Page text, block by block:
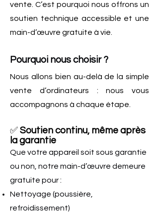
vente. C’est pourquoi nous offrons un
soutien technique accessible et une
main-d’œuvre gratuite à vie.
Pourquoi nous choisir ?
Nous allons bien au-delà de la simple
vente d’ordinateurs : nous vous
accompagnons à chaque étape.
✅ Soutien continu, même après
la garantie
​Que votre appareil soit sous garantie
ou non, notre main-d’œuvre demeure
gratuite pour :
Nettoyage (poussière,
refroidissement)